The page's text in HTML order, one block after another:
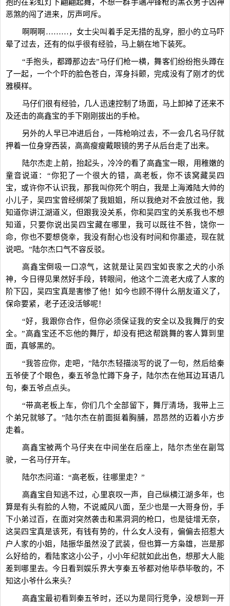
抱的在彩虹灯下翩翩起舞，不想一群手端冲锋枪的黑衣男子凶神
恶煞的闯了进来，厉声呵斥。
啊啊啊………，女士尖叫着手足无措的乱穿，胆小的立马吓
晕了过去，还有的似乎很有经验，马上躺在地下装死。
“手抱头，都蹲那边去”马仔们枪一横，舞客们纷纷抱头蹲在
了一起，一个个吓的脸色苍白，浑身抖颤，完成没有了刚才的优
雅模样。
马仔们很有经验，几人迅速控制了场面，马上卸掉了还来不
及还击的高鑫宝的手下刚刚拔出的手枪。
另外的人早已冲进后台，一阵枪响过去，不一会几名马仔就
押着一位身穿西装，高高瘦瘦戴眼镜的男子从后台走了出来。
陆尔杰走上前，抬起头，冷冷的看了高鑫宝一眼，用稚嫩的
童音说道：“你犯了一个很大的错，高老板，你不该窝藏吴四
宝，或许你不认识我，那我叫你死个明白，我是上海滩陆大帅的
小儿子，吴四宝曾经绑架了我姐姐，所以我绝对不会放过他，我
知道你讲江湖道义，但跟我没关系，你和吴四宝的关系我也不想
知道，只要你说出吴四宝藏在哪里，我可以既往不咎，饶你一
命，你也不要想侥幸，我没有耐心也没有时间和你墨迹，现在就
说吧。”陆尔杰口气不容反驳。
高鑫宝倒吸一口凉气，这就是让吴四宝如丧家之犬的小杀
神，今日得见果然好手段，转眼间，他这个二流老大成了人家的
阶下囚，吴四宝真是害惨了他！如今也顾不得什么朋友道义了，
保命要紧，老子还没活够呢！
“好，我跟你合作，但你必须保证我的安全以及我舞厅的安
全。”高鑫宝还不忘他的舞厅，却没有把这帮跳舞的客人算到里
面，真够黑的。
“我答应你，走吧，”陆尔杰轻描淡写的说了一句，然后给秦
五爷使了个眼色，秦五爷急忙蹲下身子，陆尔杰在他耳边耳语几
句，秦五爷点点头。
“带高老板上车，你们几个全部留下，舞厅清场，我带上三
个弟兄就够了。”陆尔杰在前面挺着胸脯，昂昂然的迈着小方步
走着。
高鑫宝被两个马仔夹在中间坐在后座上，陆尔杰坐在副驾
驶，一名马仔开车。
陆尔杰问道：“高老板，往哪里走？”
高鑫宝自知逃不过，心里哀叹一声，自己纵横江湖多年，也
算是有头有脸的人物，不说威风八面，至少也是一大哥身份，手
下小弟过百，在面对突然袭击和黑洞洞的枪口，也是徒增无奈，
这吴四宝真是该死，有钱有势的，什么女人没有，偏偏去招惹大
户人家的小姐，陆振华虽然没了武装，但也算一方枭雄，岂是那
么好给的，看陆家这小公子，小小年纪就如此出色，想那大人能
差到哪里去。今日看到娱乐界大亨秦五爷都对他毕恭毕敬的，不
知这小爷什么来头？
高鑫宝最初看到秦五爷时，还以为是同行竞争，没想到一开